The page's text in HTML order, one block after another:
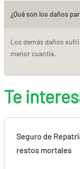
¿Qué son los daños
Los demás daños
menor cuantía.
Te
Seguro de
restos mortales